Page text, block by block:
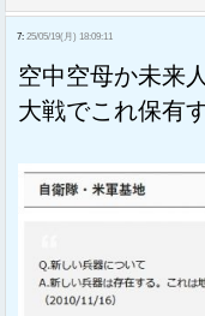
7: 25/05/19(月) 18:09:11
空中空母か未来
大戦でこれ保有